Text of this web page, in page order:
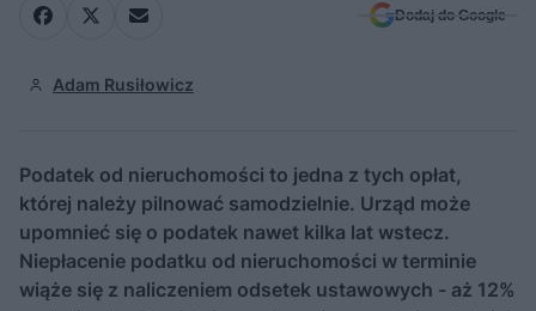
Dodaj do Google
Adam Rusiłowicz
Podatek od nieruchomości to jedna z tych opłat,
której należy pilnować samodzielnie. Urząd może
upomnieć się o podatek nawet kilka lat wstecz.
Niepłacenie podatku od nieruchomości w terminie
wiąże się z naliczeniem odsetek ustawowych - aż 12%